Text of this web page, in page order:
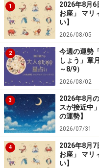
1
2026年8月6
お座」 マリ
い】
2026/08/05
2
今週の運勢
しょう」章
～8/9）
2026/08/02
3
2026年8月
スが接近中
の運勢】
2026/07/31
4
2026年8月7
お座」 マリ
い】